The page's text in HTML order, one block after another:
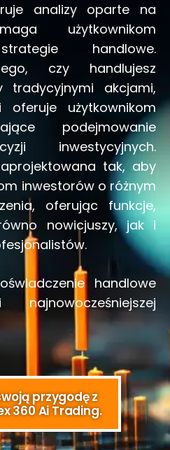
analizy oparte na
użytkownikom
handlowe.
czy handlujesz
tradycyjnymi akcjami,
użytkownikom
podejmowanie
inwestycyjnych.
tak, aby
inwestorów o różnym
oferując funkcje,
nowicjuszy, jak i
handlowe
przygodę z
360 Ai Trading.